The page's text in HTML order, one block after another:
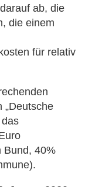
ab, die
die einem
für relativ
„Deutsche
Bund, 40%